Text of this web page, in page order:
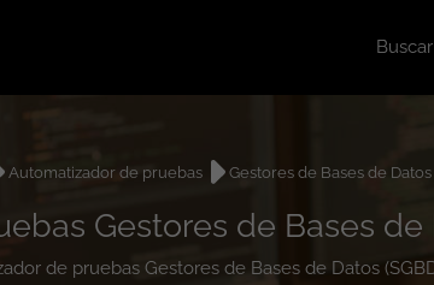
Automatizador de pruebas Gestores de Bases de Datos
Gestores de Bases de
de pruebas Gestores de Bases de Datos